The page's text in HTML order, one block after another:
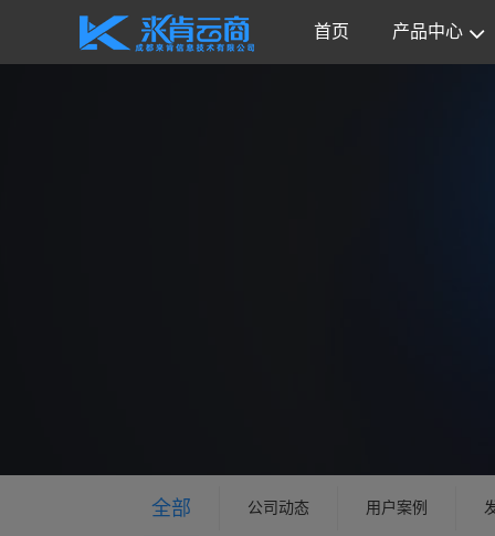
首页 产品中心
全部 公司动态 用户案例